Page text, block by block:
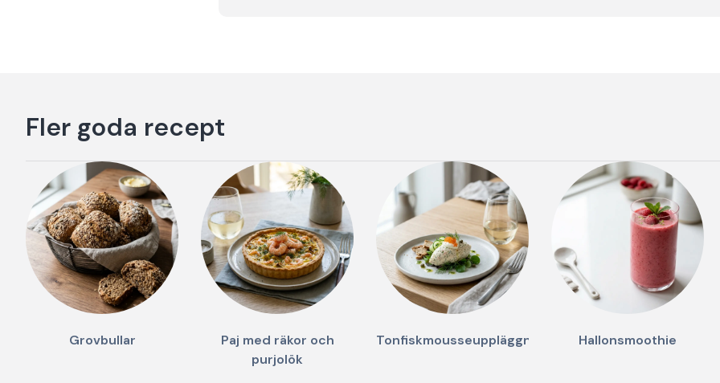
Fler goda recept
Grovbullar
Paj med räkor och
purjolök
Tonfiskmousseuppläggning Hallonsmoothie